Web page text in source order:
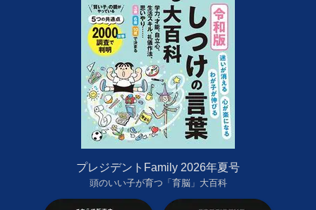
プレジデントFamily 2026年夏号
頭のいい子が育つ「育脳」大百科